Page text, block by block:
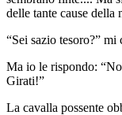
delle tante cause della
“Sei sazio tesoro?” mi
Ma io le rispondo:
Girati!”
La cavalla possente